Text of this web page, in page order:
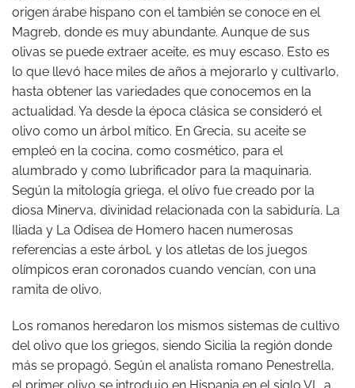
origen árabe hispano con el también se conoce en el
Magreb, donde es muy abundante. Aunque de sus
olivas se puede extraer aceite, es muy escaso. Esto es
lo que llevó hace miles de años a mejorarlo y cultivarlo,
hasta obtener las variedades que conocemos en la
actualidad. Ya desde la época clásica se consideró el
olivo como un árbol mítico. En Grecia, su aceite se
empleó en la cocina, como cosmético, para el
alumbrado y como lubrificador para la maquinaria.
Según la mitología griega, el olivo fue creado por la
diosa Minerva, divinidad relacionada con la sabiduría. La
Iliada y La Odisea de Homero hacen numerosas
referencias a este árbol, y los atletas de los juegos
olímpicos eran coronados cuando vencían, con una
ramita de olivo.
Los romanos heredaron los mismos sistemas de cultivo
del olivo que los griegos, siendo Sicilia la región donde
más se propagó. Según el analista romano Penestrella,